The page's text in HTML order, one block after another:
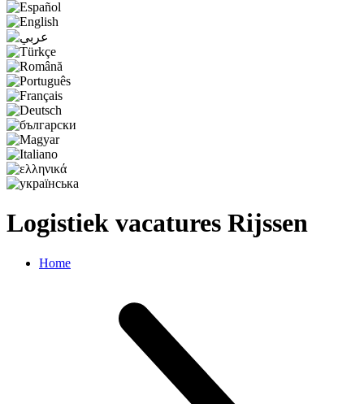
Logistiek vacatures Rijssen
Home